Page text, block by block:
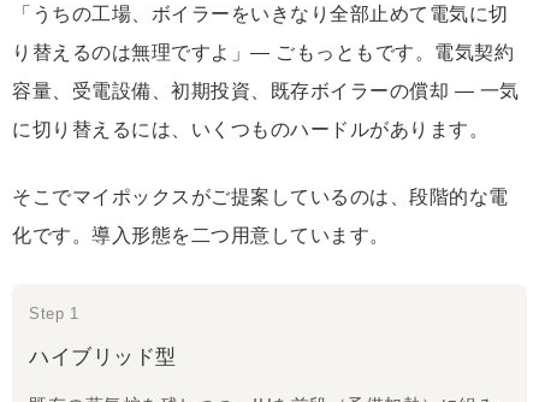
「うちの工場、ボイラーをいきなり全部止めて電気に切
り替えるのは無理ですよ」― ごもっともです。電気契約
容量、受電設備、初期投資、既存ボイラーの償却 ― 一気
に切り替えるには、いくつものハードルがあります。
そこでマイポックスがご提案しているのは、段階的な電
化です。導入形態を二つ用意しています。
Step 1
ハイブリッド型